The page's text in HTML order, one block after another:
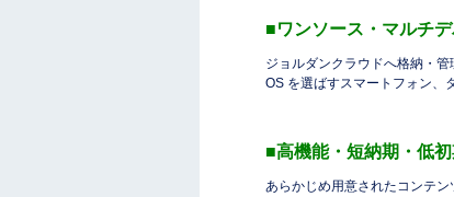
■ワンソース・マルチ
ジョルダンクラウドへ格納・
OS を選ばすスマートフォン、
■高機能・短納期・低
あらかじめ用意されたコンテン